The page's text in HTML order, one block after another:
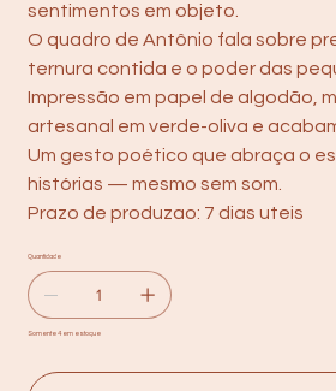
sentimentos em objeto.
O quadro de Antônio fala sobre
ternura contida e o poder das
Impressão em papel de algodão,
artesanal em verde-oliva e
Um gesto poético que abraça o
histórias — mesmo sem som.
Prazo de produzao: 7 dias uteis
Quantidade
Somente 4 em estoque